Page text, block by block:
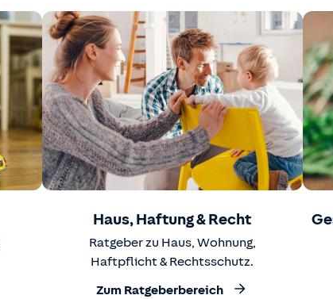
Haus, Haftung & Recht
Ratgeber zu Haus, Wohnung,
Haftpflicht & Rechtsschutz.
Zum Ratgeberbereich